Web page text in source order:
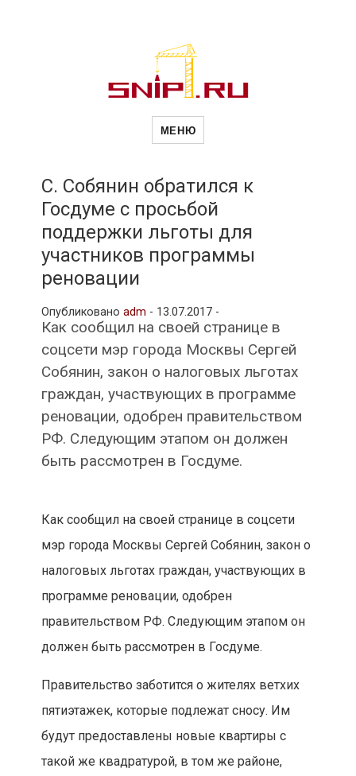
Новости
и
рубрики
МЕНЮ
С. Собянин обратился к
Госдуме с просьбой
поддержки льготы для
участников программы
реновации
Опубликовано adm - 13.07.2017 -
Как сообщил на своей странице в
соцсети мэр города Москвы Сергей
Собянин, закон о налоговых льготах
граждан, участвующих в программе
реновации, одобрен правительством
РФ. Следующим этапом он должен
быть рассмотрен в Госдуме.
Как сообщил на своей странице в соцсети
мэр города Москвы Сергей Собянин, закон о
налоговых льготах граждан, участвующих в
программе реновации, одобрен
правительством РФ. Следующим этапом он
должен быть рассмотрен в Госдуме.
Правительство заботится о жителях ветхих
пятиэтажек, которые подлежат сносу. Им
будут предоставлены новые квартиры с
такой же квадратурой, в том же районе,